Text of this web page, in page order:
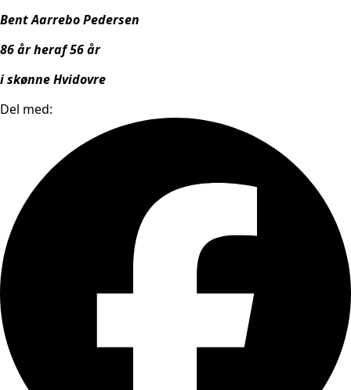
Bent Aarrebo Pedersen
86 år heraf 56 år
i skønne Hvidovre
Del med: